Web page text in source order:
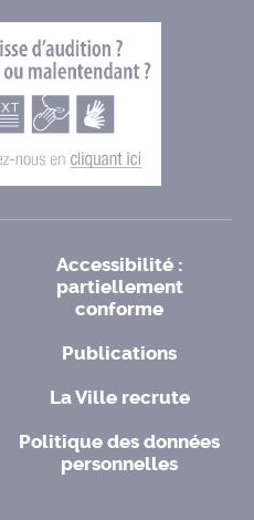
Accessibilité :
partiellement
conforme
Publications
La Ville recrute
Politique des données
personnelles